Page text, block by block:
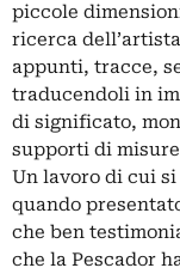
piccole
ricerca
appunti, tracce,
traducendoli in
di significato,
supporti di
Un lavoro di cui
quando
che ben
che la Pescador